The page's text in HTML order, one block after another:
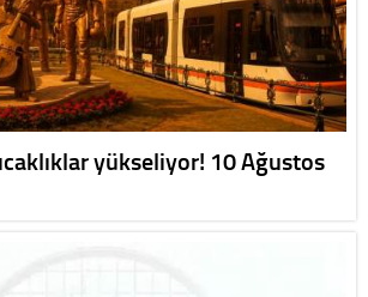
yükseliyor! 10 Ağustos